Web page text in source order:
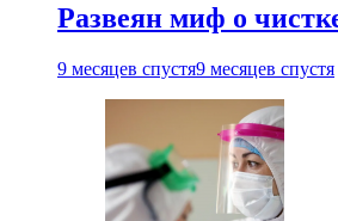
Развеян миф о
9 месяцев спустя9 месяцев спустя